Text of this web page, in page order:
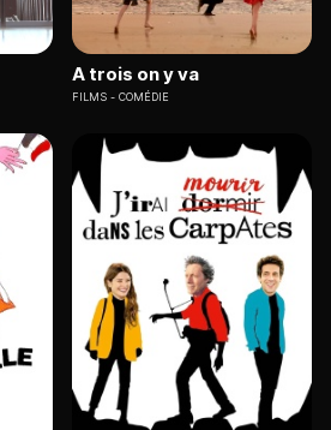
A trois on y va
FILMS COMÉDIE